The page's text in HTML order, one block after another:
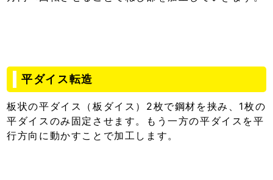
平ダイス転造
板状の平ダイス（板ダイス）2枚で鋼材を挟み、1枚の
平ダイスのみ固定させます。もう一方の平ダイスを平
行方向に動かすことで加工します。